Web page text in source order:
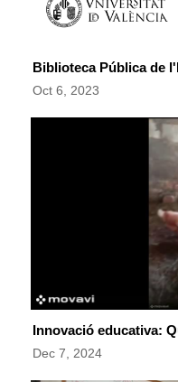
Biblioteca Pública de
Oct 6, 2023
Innovació educativa:
Dec 7, 2024